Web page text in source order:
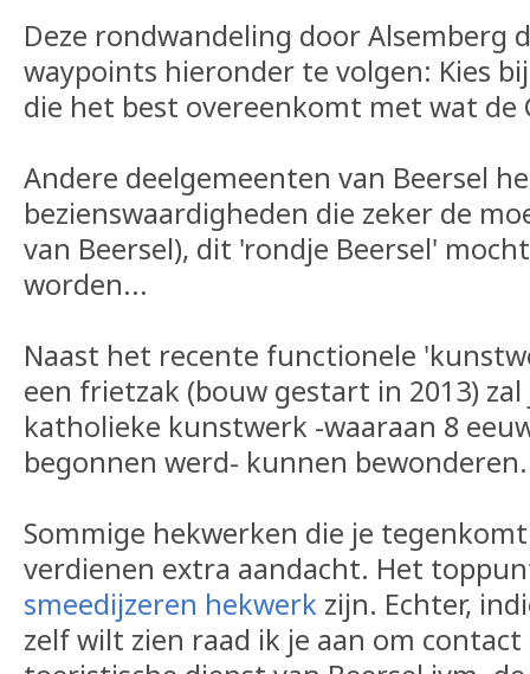
Deze rondwandeling door Alsemberg
waypoints hieronder te volgen: Kies
die het best overeenkomt met wat de
Andere deelgemeenten van Beersel
bezienswaardigheden die zeker de
van Beersel), dit 'rondje Beersel'
worden...
Naast het recente functionele
een frietzak (bouw gestart in 2013)
katholieke kunstwerk -waaraan 8
begonnen werd- kunnen bewonderen.
Sommige hekwerken die je
verdienen extra aandacht. Het
smeedijzeren hekwerk zijn. Echter,
zelf wilt zien raad ik je aan om